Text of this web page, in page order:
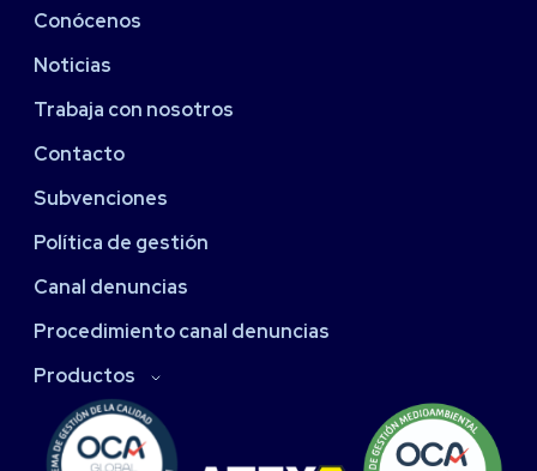
Conócenos
Noticias
Trabaja con nosotros
Contacto
Subvenciones
Política de gestión
Canal denuncias
Procedimiento canal denuncias
Productos